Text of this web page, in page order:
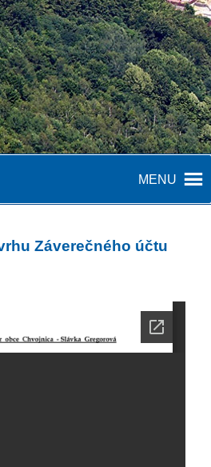
MENU
Záverečného účtu